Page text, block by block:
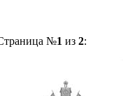
№1 из 2: